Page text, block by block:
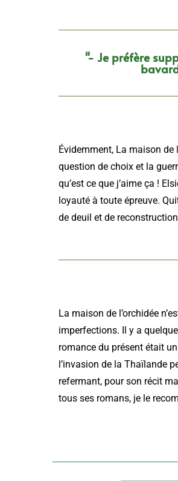
"- Je préfère
Évidemment, La maison de
question de choix et la
qu’est ce que j’aime ça !
loyauté à toute épreuve.
de deuil et de
La maison de l’orchidée
imperfections. Il y a
romance du présent était
l’invasion de la Thaïlande
refermant, pour son récit
tous ses romans, je le